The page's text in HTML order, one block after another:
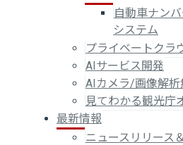
自動車ナン
システム
プライベートクラ
AIサービス開発
AIカメラ/画像解析
見てわかる観光庁
最新情報
ニュースリリース